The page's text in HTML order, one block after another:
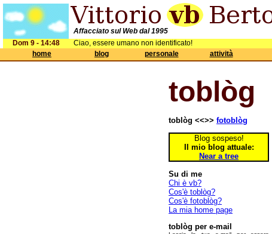
Affacciato sul Web dal 1995
Dom 9 - 14:48
Ciao, essere umano non identificato!
home
blog personale attività
toblòg
toblòg <<>> fotoblòg
Blog sospeso!
Il mio blog attuale:
Near a tree
Su di me
Chi è vb?
Cos'è toblòg?
Cos'è fotoblòg?
La mia home page
toblòg per e-mail